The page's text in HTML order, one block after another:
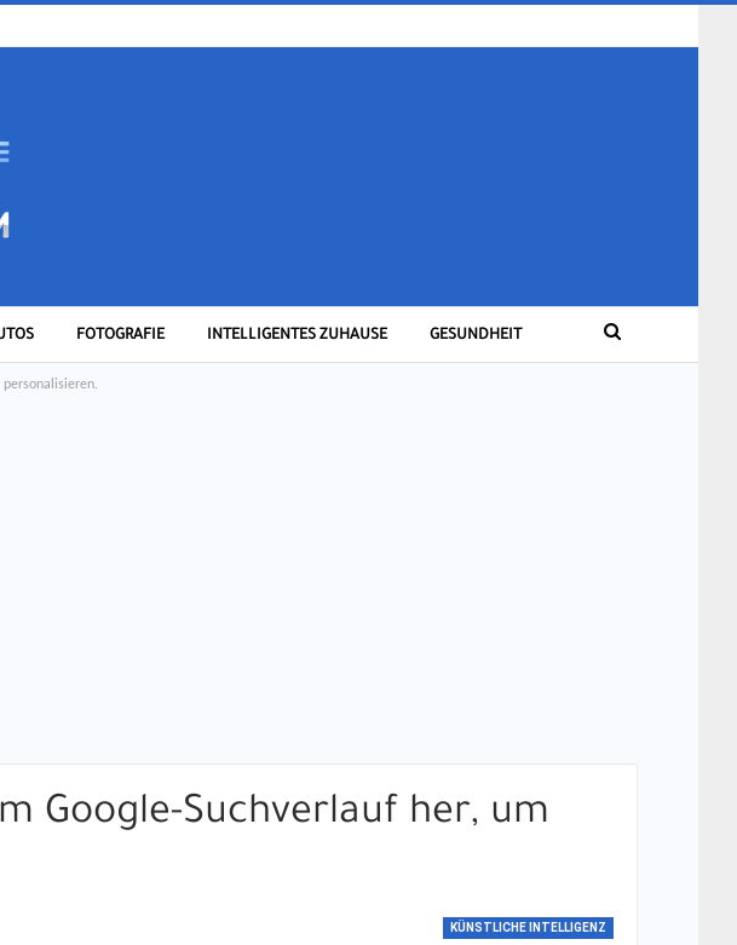
FOTOGRAFIE INTELLIGENTES ZUHAUSE GESUNDHEIT
Google-Suchverlauf her, um
KÜNSTLICHE INTELLIGENZ